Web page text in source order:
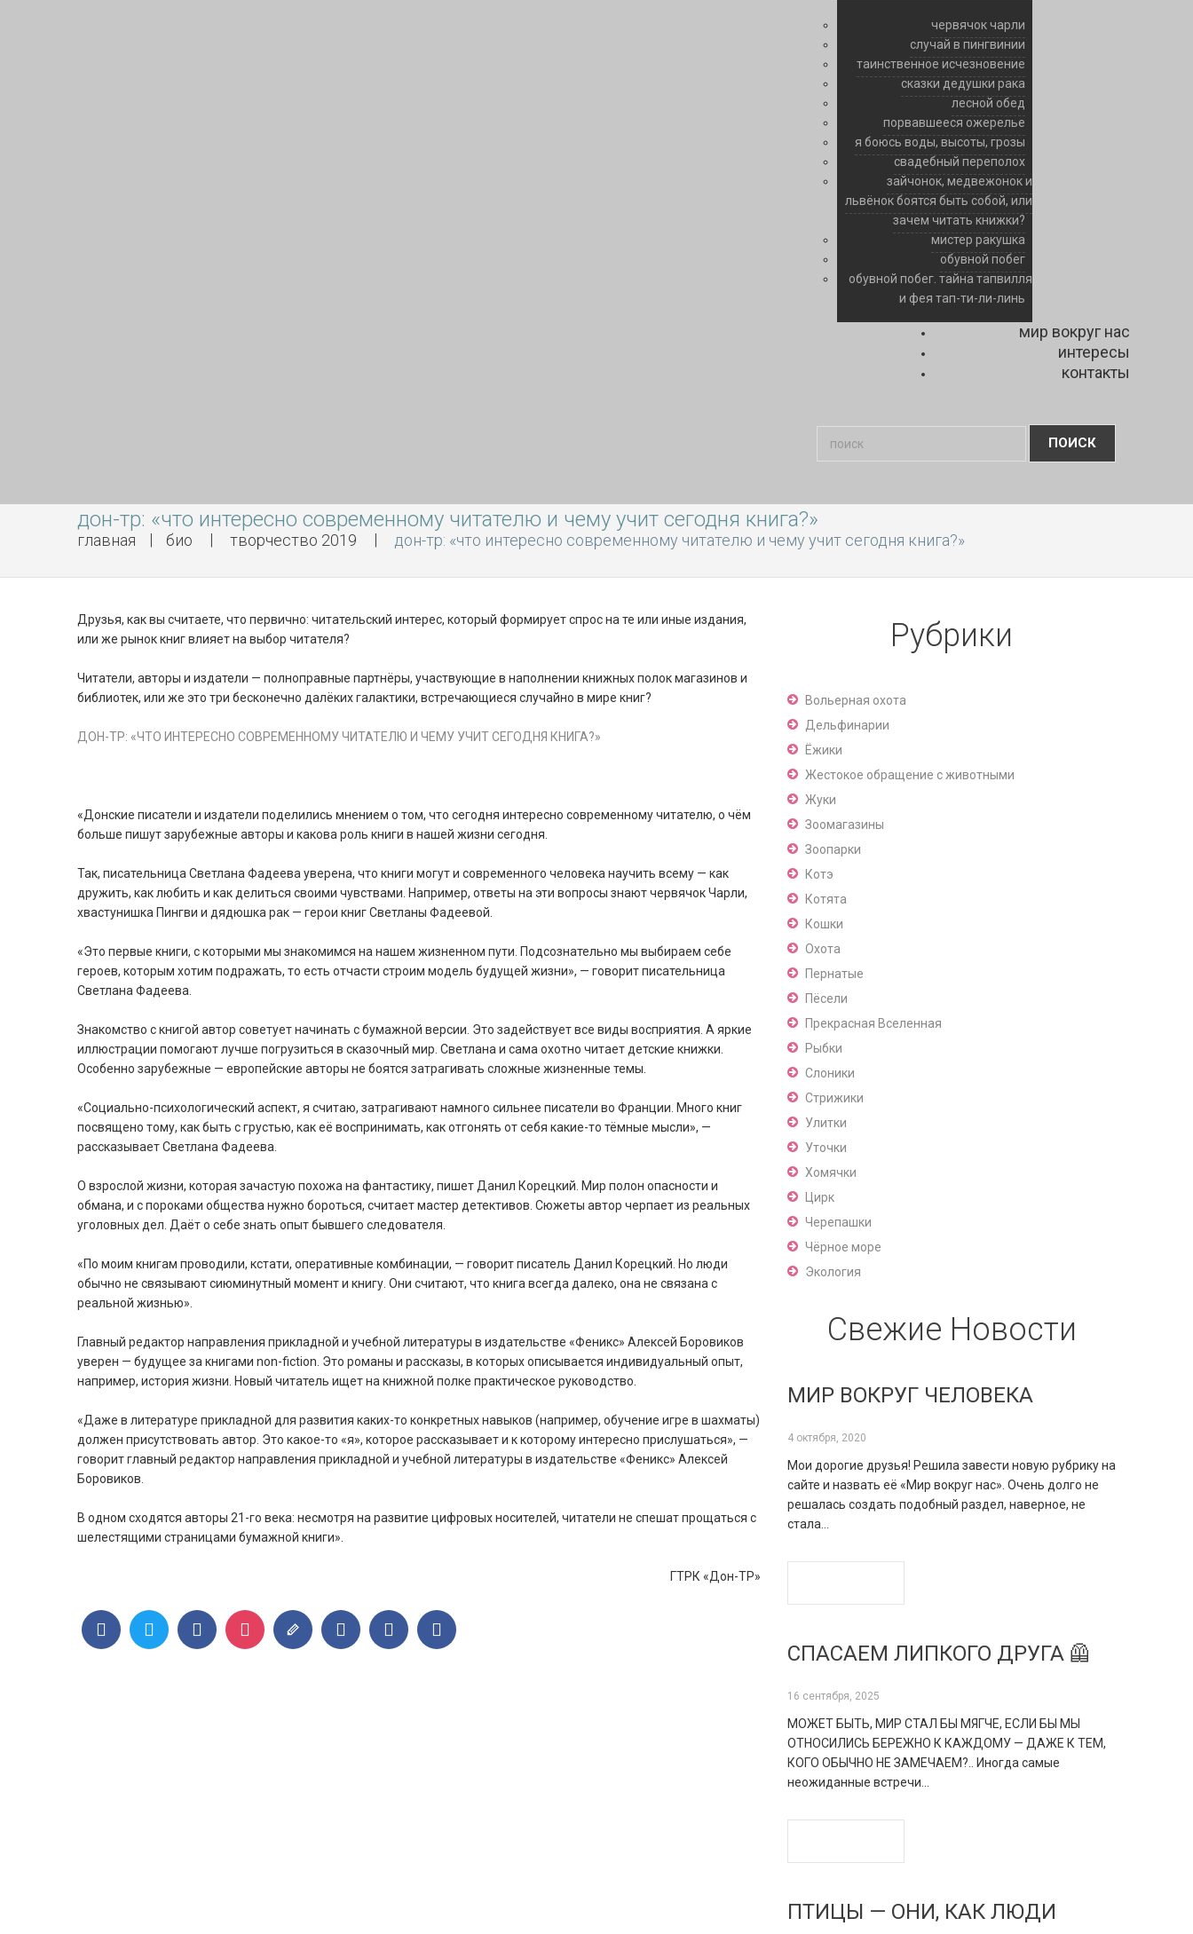
червячок чарли
случай в пингвинии
таинственное исчезновение
сказки дедушки рака
лесной обед
порвавшееся ожерелье
я боюсь воды, высоты, грозы
свадебный переполох
зайчонок, медвежонок и
львёнок боятся быть собой, или
зачем читать книжки?
мистер ракушка
обувной побег
обувной побег. тайна тапвилля
и фея тап-ти-ли-линь
мир вокруг нас
интересы
контакты
дон-тр: «что интересно современному читателю и чему учит сегодня книга?»
главная био творчество 2019 дон-тр: «что интересно современному читателю и чему учит сегодня книга?»
Друзья, как вы считаете, что первично: читательский интерес, который формирует спрос на те или иные издания,
или же рынок книг влияет на выбор читателя?
Читатели, авторы и издатели — полноправные партнёры, участвующие в наполнении книжных полок магазинов и
библиотек, или же это три бесконечно далёких галактики, встречающиеся случайно в мире книг?
ДОН-ТР: «ЧТО ИНТЕРЕСНО СОВРЕМЕННОМУ ЧИТАТЕЛЮ И ЧЕМУ УЧИТ СЕГОДНЯ КНИГА?»
«Донские писатели и издатели поделились мнением о том, что сегодня интересно современному читателю, о чём
больше пишут зарубежные авторы и какова роль книги в нашей жизни сегодня.
Так, писательница Светлана Фадеева уверена, что книги могут и современного человека научить всему — как
дружить, как любить и как делиться своими чувствами. Например, ответы на эти вопросы знают червячок Чарли,
хвастунишка Пингви и дядюшка рак — герои книг Светланы Фадеевой.
«Это первые книги, с которыми мы знакомимся на нашем жизненном пути. Подсознательно мы выбираем себе
героев, которым хотим подражать, то есть отчасти строим модель будущей жизни», — говорит писательница
Светлана Фадеева.
Знакомство с книгой автор советует начинать с бумажной версии. Это задействует все виды восприятия. А яркие
иллюстрации помогают лучше погрузиться в сказочный мир. Светлана и сама охотно читает детские книжки.
Особенно зарубежные — европейские авторы не боятся затрагивать сложные жизненные темы.
«Социально-психологический аспект, я считаю, затрагивают намного сильнее писатели во Франции. Много книг
посвящено тому, как быть с грустью, как её воспринимать, как отгонять от себя какие-то тёмные мысли», —
рассказывает Светлана Фадеева.
О взрослой жизни, которая зачастую похожа на фантастику, пишет Данил Корецкий. Мир полон опасности и
обмана, и с пороками общества нужно бороться, считает мастер детективов. Сюжеты автор черпает из реальных
уголовных дел. Даёт о себе знать опыт бывшего следователя.
«По моим книгам проводили, кстати, оперативные комбинации, — говорит писатель Данил Корецкий. Но люди
обычно не связывают сиюминутный момент и книгу. Они считают, что книга всегда далеко, она не связана с
реальной жизнью».
Главный редактор направления прикладной и учебной литературы в издательстве «Феникс» Алексей Боровиков
уверен — будущее за книгами non-fiction. Это романы и рассказы, в которых описывается индивидуальный опыт,
например, история жизни. Новый читатель ищет на книжной полке практическое руководство.
«Даже в литературе прикладной для развития каких-то конкретных навыков (например, обучение игре в шахматы)
должен присутствовать автор. Это какое-то «я», которое рассказывает и к которому интересно прислушаться», —
говорит главный редактор направления прикладной и учебной литературы в издательстве «Феникс» Алексей
Боровиков.
В одном сходятся авторы 21-го века: несмотря на развитие цифровых носителей, читатели не спешат прощаться с
шелестящими страницами бумажной книги».
ГТРК «Дон-ТР»
Рубрики
Вольерная охота
Дельфинарии
Ёжики
Жестокое обращение с животными
Жуки
Зоомагазины
Зоопарки
Котэ
Котята
Кошки
Охота
Пернатые
Пёсели
Прекрасная Вселенная
Рыбки
Слоники
Стрижики
Улитки
Уточки
Хомячки
Цирк
Черепашки
Чёрное море
Экология
Свежие Новости
МИР ВОКРУГ ЧЕЛОВЕКА
4 октября, 2020
Мои дорогие друзья! Решила завести новую рубрику на
сайте и назвать её «Мир вокруг нас». Очень долго не
решалась создать подобный раздел, наверное, не
стала…
СПАСАЕМ ЛИПКОГО ДРУГА 🦺
16 сентября, 2025
МОЖЕТ БЫТЬ, МИР СТАЛ БЫ МЯГЧЕ, ЕСЛИ БЫ МЫ
ОТНОСИЛИСЬ БЕРЕЖНО К КАЖДОМУ — ДАЖЕ К ТЕМ,
КОГО ОБЫЧНО НЕ ЗАМЕЧАЕМ?.. Иногда самые
неожиданные встречи…
ПТИЦЫ — ОНИ, КАК ЛЮДИ